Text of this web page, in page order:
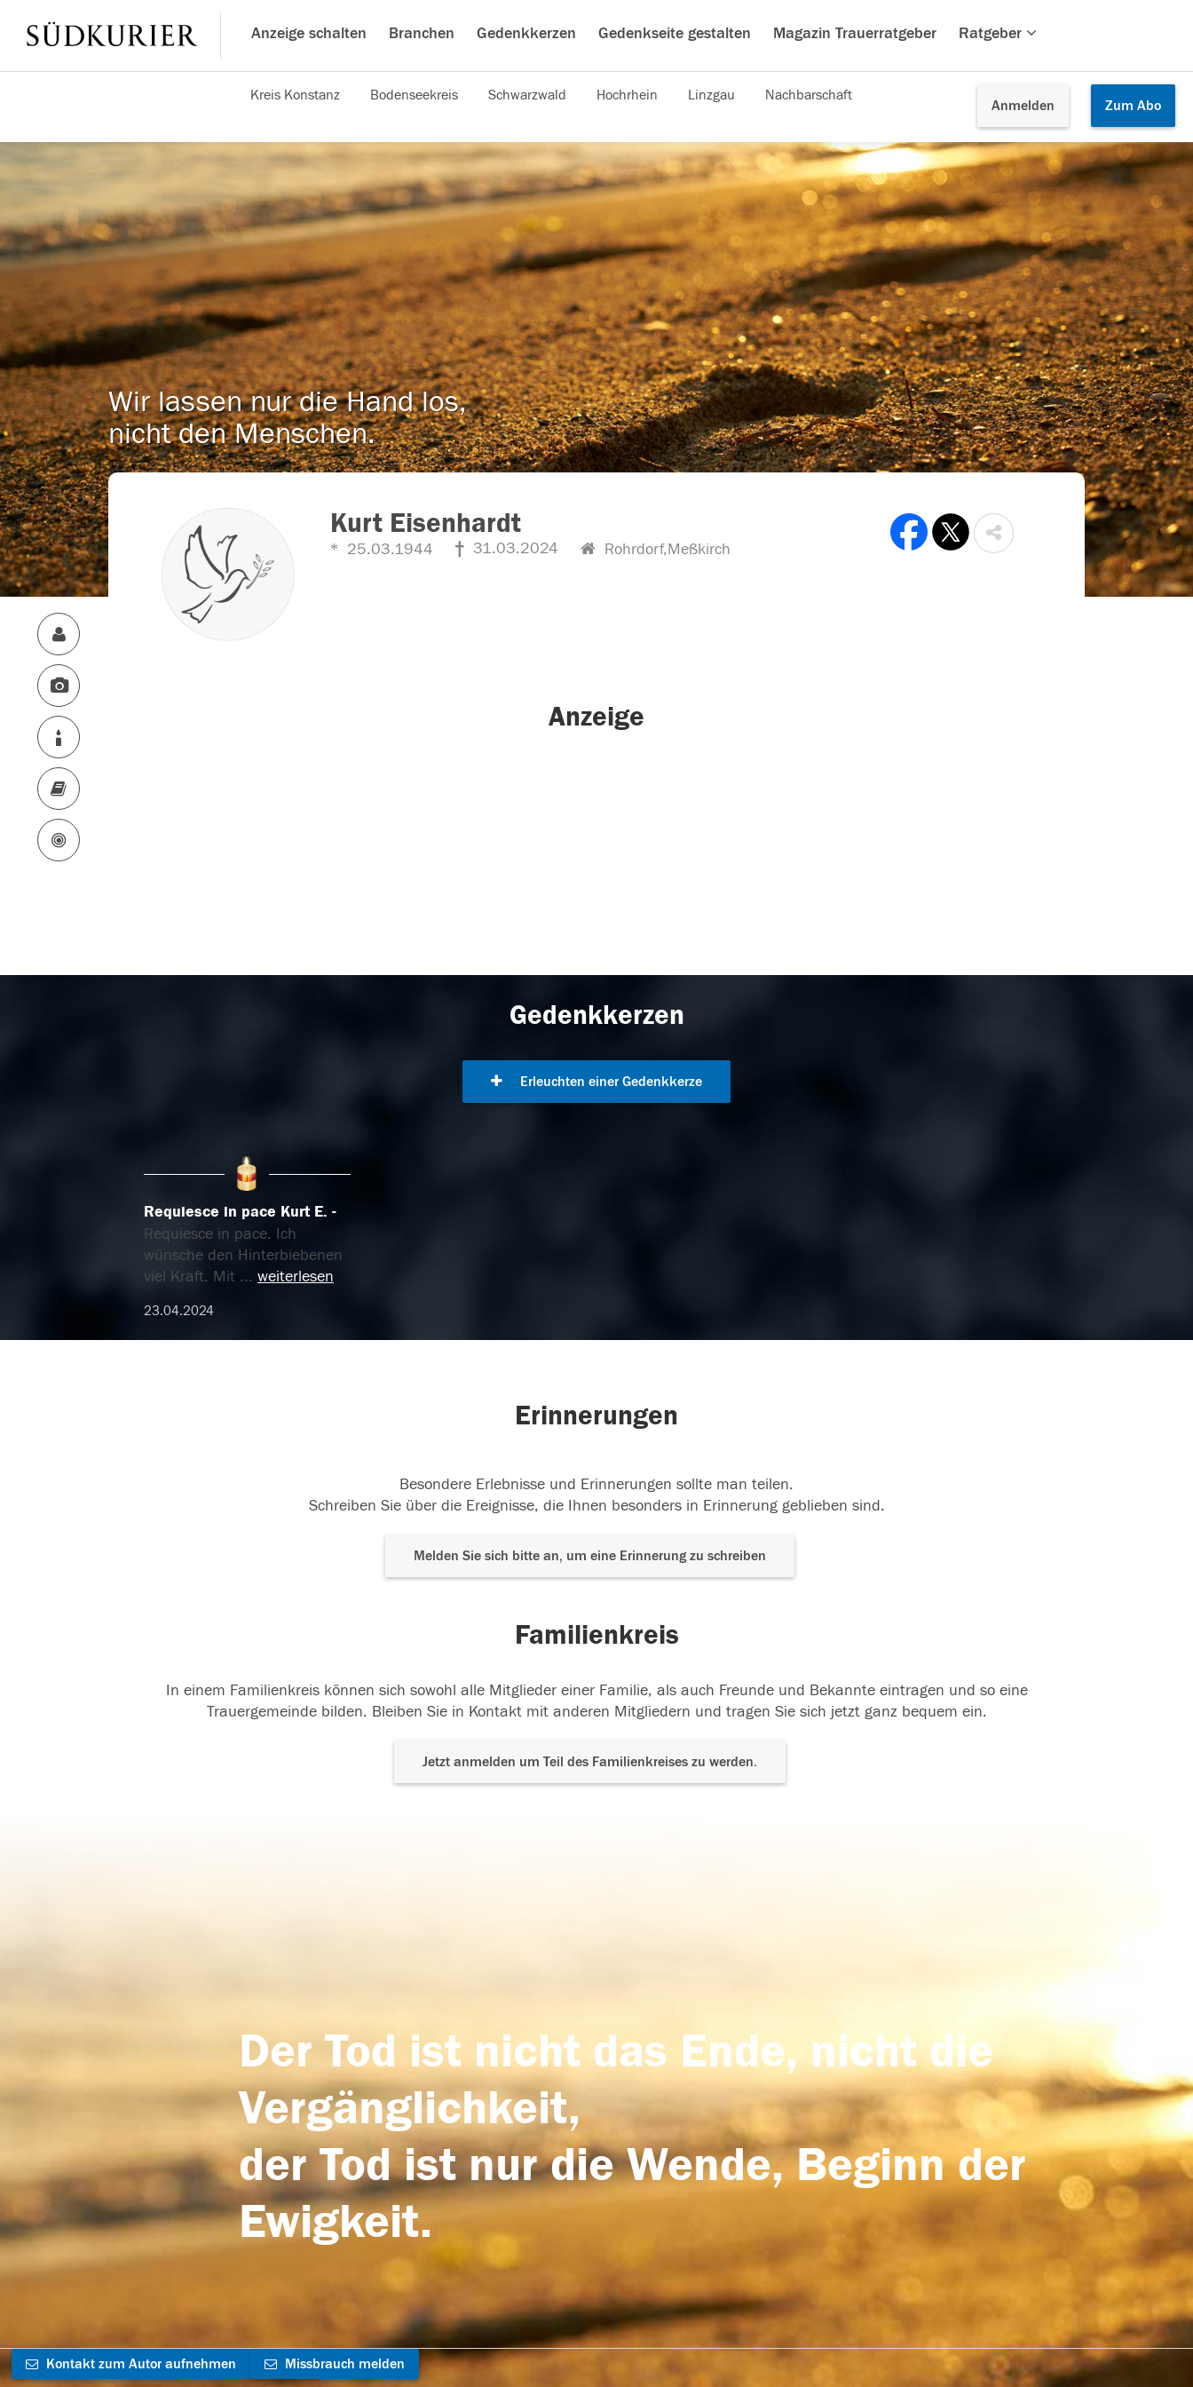
Anzeige schalten Branchen Gedenkkerzen Gedenkseite gestalten Magazin Trauerratgeber Ratgeber
Anmelden Zum Abo
Kreis Konstanz Bodenseekreis Schwarzwald Hochrhein Linzgau Nachbarschaft
Wir lassen nur die Hand los,
nicht den Menschen.
Kurt Eisenhardt
25.03.1944 31.03.2024 Rohrdorf,Meßkirch
Anzeige
Gedenkkerzen
Erleuchten einer Gedenkkerze
Requiesce in pace Kurt E.
Requiesce in pace. Ich
wünsche den Hinterbiebenen
viel Kraft. Mit ... weiterlesen
23.04.2024
Erinnerungen
Besondere Erlebnisse und Erinnerungen sollte man teilen.
Schreiben Sie über die Ereignisse, die Ihnen besonders in Erinnerung geblieben sind.
Melden Sie sich bitte an, um eine Erinnerung zu schreiben
Familienkreis
In einem Familienkreis können sich sowohl alle Mitglieder einer Familie, als auch Freunde und Bekannte eintragen und so eine
Trauergemeinde bilden. Bleiben Sie in Kontakt mit anderen Mitgliedern und tragen Sie sich jetzt ganz bequem ein.
Jetzt anmelden um Teil des Familienkreises zu werden.
Der Tod ist nicht das Ende, nicht die
Vergänglichkeit,
der Tod ist nur die Wende, Beginn der
Ewigkeit.
Kontakt zum Autor aufnehmen Missbrauch melden